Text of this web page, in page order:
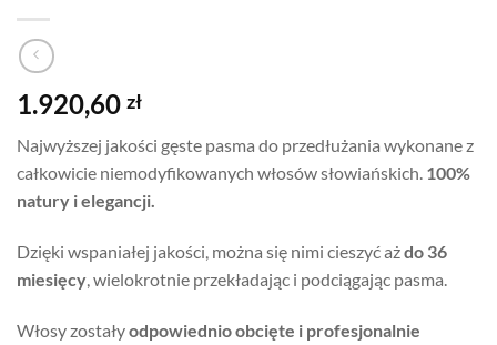
1.920,60 zł
Najwyższej jakości gęste pasma do przedłużania wykonane z
całkowicie niemodyfikowanych włosów słowiańskich. 100%
natury i elegancji.
Dzięki wspaniałej jakości, można się nimi cieszyć ażdo 36
miesięcy, wielokrotnie przekładając i podciągając pasma.
Włosy zostałyodpowiednio obcięte i profesjonalnie